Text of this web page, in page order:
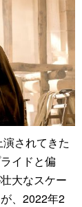
されてきた
イドと偏
大なスケー
、2022年2